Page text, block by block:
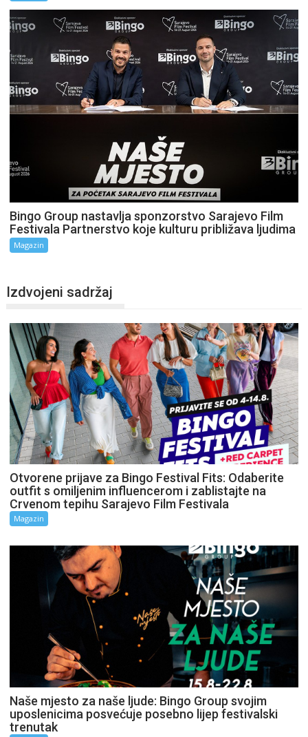
Bingo Group nastavlja sponzorstvo Sarajevo Film
Festivala Partnerstvo koje kulturu približava ljudima
Magazin
Izdvojeni sadržaj
Otvorene prijave za Bingo Festival Fits: Odaberite
outfit s omiljenim influencerom i zablistajte na
Crvenom tepihu Sarajevo Film Festivala
Magazin
Naše mjesto za naše ljude: Bingo Group svojim
uposlenicima posvećuje posebno lijep festivalski
trenutak